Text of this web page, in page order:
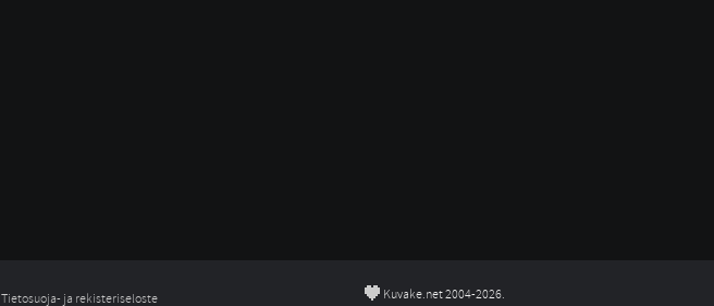
Tietosuoja- ja rekisteriseloste © Kuvake.net 2004-2026.